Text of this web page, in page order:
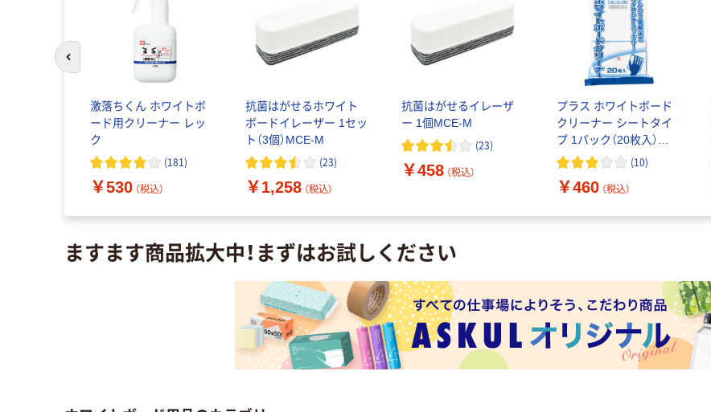
激落ちくん ホワイトボ
ード用クリーナー レッ
ク
(181)
￥530 （税込）
抗菌はがせるホワイト
ボードイレーザー 1セッ
ト（3個）MCE-M
(23)
￥1,258 （税込）
抗菌はがせるイレーザ
ー 1個MCE-M
(23)
￥458 （税込）
プラス ホワイトボード
クリーナー シートタイ
プ 1パック（20枚入）
WCL-423418 (10)
￥460 （税込）
前のスライドへ
ますます商品拡大中！まずはお試しください